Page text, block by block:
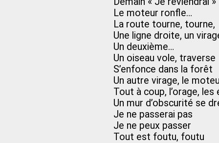
Le moteur ronfle…
La route tourne, tourne,
Une ligne droite, un
Un deuxième…
Un oiseau vole, traverse
S’enfonce dans la forêt
Un autre virage, le
Tout à coup, l’orage, les
Un mur d’obscurité se
Je ne passerai pas
Je ne peux passer
Tout est foutu, foutu